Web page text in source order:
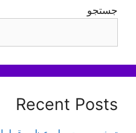
جستجو
Recent Posts